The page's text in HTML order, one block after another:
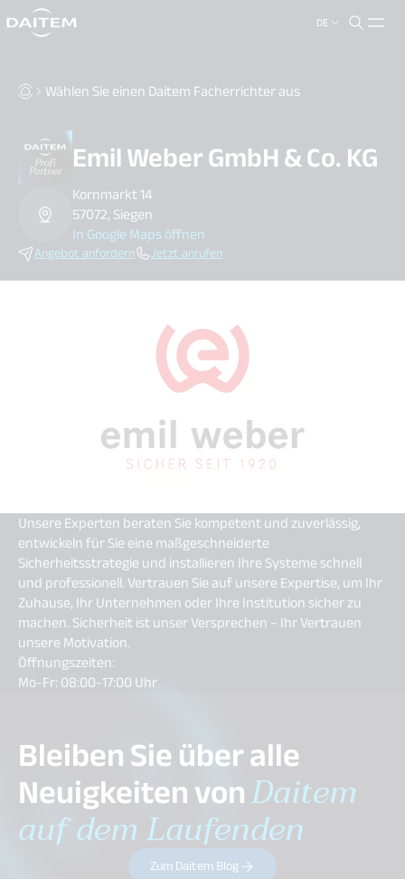
DE
search.label
Wählen Sie einen Daitem Facherrichter aus
Emil Weber GmbH & Co. KG
Kornmarkt 14
57072, Siegen
In Google Maps öffnen
Angebot anfordern Jetzt anrufen
UnsereExperten beraten Sie kompetent und zuverlässig,
entwickeln für Sie eine maßgeschneiderte
Sicherheitsstrategie und installieren Ihre Systeme schnell
und professionell. Vertrauen Sie auf unsereExpertise, um Ihr
Zuhause, Ihr Unternehmen oder Ihre Institution sicher zu
machen. Sicherheit ist unser Versprechen – Ihr Vertrauen
unsere Motivation.
Öffnungszeiten:
Mo-Fr: 08:00-17:00 Uhr
Bleiben Sie über alle
Neuigkeiten vonDaitem
auf dem Laufenden
Zum Daitem Blog